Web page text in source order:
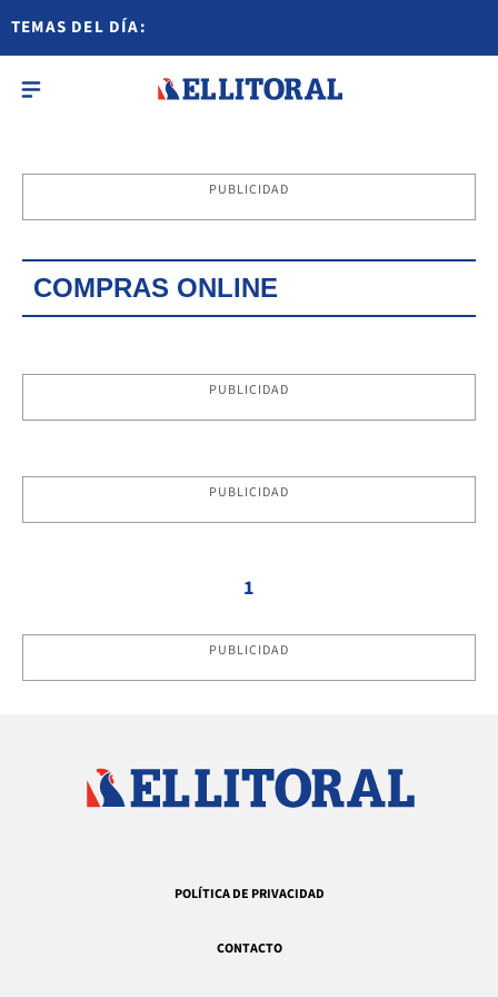
TEMAS DEL DÍA:
PUBLICIDAD
COMPRAS ONLINE
PUBLICIDAD
PUBLICIDAD
1
PUBLICIDAD
POLÍTICA DE PRIVACIDAD
CONTACTO